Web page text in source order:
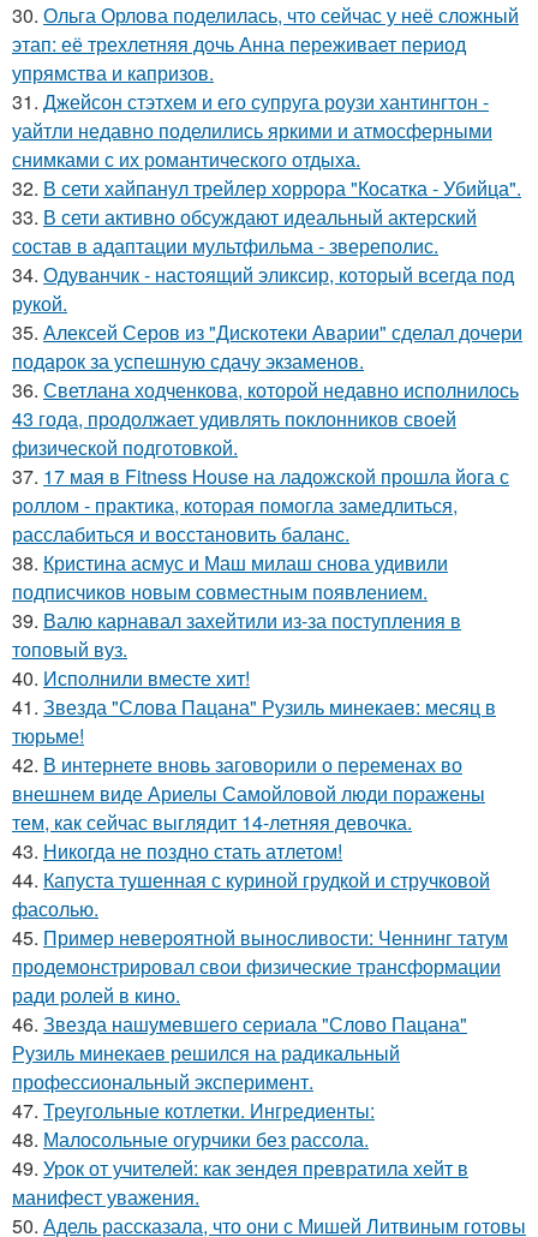
30. Ольга Орлова поделилась, что сейчас у неё сложный
этап: её трехлетняя дочь Анна переживает период
упрямства и капризов.
31. Джейсон стэтхем и его супруга роузи хантингтон -
уайтли недавно поделились яркими и атмосферными
снимками с их романтического отдыха.
32. В сети хайпанул трейлер хоррора "Косатка - Убийца".
33. В сети активно обсуждают идеальный актерский
состав в адаптации мультфильма - звереполис.
34. Одуванчик - настоящий эликсир, который всегда под
рукой.
35. Алексей Серов из "Дискотеки Аварии" сделал дочери
подарок за успешную сдачу экзаменов.
36. Светлана ходченкова, которой недавно исполнилось
43 года, продолжает удивлять поклонников своей
физической подготовкой.
37. 17 мая в Fitness House на ладожской прошла йога с
роллом - практика, которая помогла замедлиться,
расслабиться и восстановить баланс.
38. Кристина асмус и Маш милаш снова удивили
подписчиков новым совместным появлением.
39. Валю карнавал захейтили из-за поступления в
топовый вуз.
40. Исполнили вместе хит!
41. Звезда "Слова Пацана" Рузиль минекаев: месяц в
тюрьме!
42. В интернете вновь заговорили о переменах во
внешнем виде Ариелы Самойловой люди поражены
тем, как сейчас выглядит 14-летняя девочка.
43. Никогда не поздно стать атлетом!
44. Капуста тушенная с куриной грудкой и стручковой
фасолью.
45. Пример невероятной выносливости: Ченнинг татум
продемонстрировал свои физические трансформации
ради ролей в кино.
46. Звезда нашумевшего сериала "Слово Пацана"
Рузиль минекаев решился на радикальный
профессиональный эксперимент.
47. Треугольные котлетки. Ингредиенты:
48. Малосольные огурчики без рассола.
49. Урок от учителей: как зендея превратила хейт в
манифест уважения.
50. Адель рассказала, что они с Мишей Литвиным готовы